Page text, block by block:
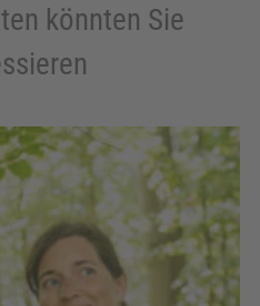
könnten Sie